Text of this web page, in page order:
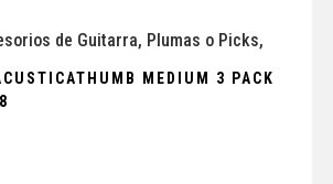
de Guitarra, Plumas o Picks,
MEDIUM 3 PACK